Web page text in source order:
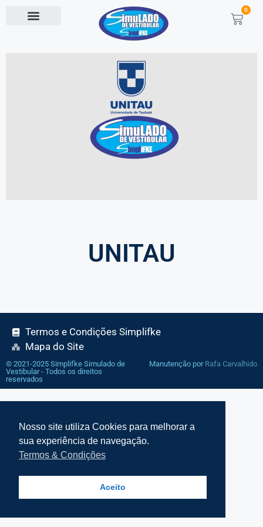
0
UNITAU
Termos e Condições Simplifke
Mapa do Site
© 2021-2025 Simplifke Simulado de
Vestibular - Todos os direitos
reservados
Manutenção por Rafa Carvalhido
Nosso site utiliza Cookies para melhorar a
sua experiência de navegação.
Termos & Condições
Aceito